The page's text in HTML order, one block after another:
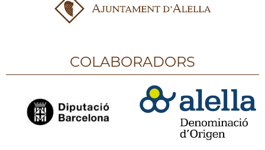
COLABORADORS